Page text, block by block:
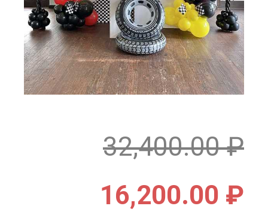
32,400.00₽
16,200.00 ₽